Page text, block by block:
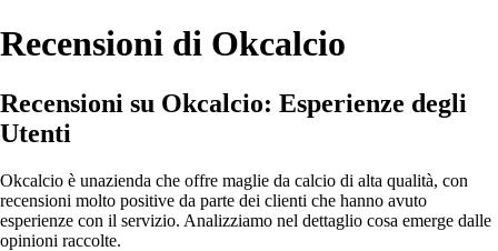
Recensioni di Okcalcio
Recensioni su Okcalcio: Esperienze degli
Utenti
Okcalcio è unazienda che offre maglie da calcio di alta qualità, con
recensioni molto positive da parte dei clienti che hanno avuto
esperienze con il servizio. Analizziamo nel dettaglio cosa emerge dalle
opinioni raccolte.